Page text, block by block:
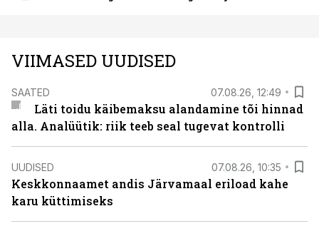
VIIMASED UUDISED
SAATED 07.08.26, 12:49
Läti toidu käibemaksu alandamine tõi hinnad
alla. Analüütik: riik teeb seal tugevat kontrolli
UUDISED 07.08.26, 10:35
Keskkonnaamet andis Järvamaal eriload kahe
karu küttimiseks